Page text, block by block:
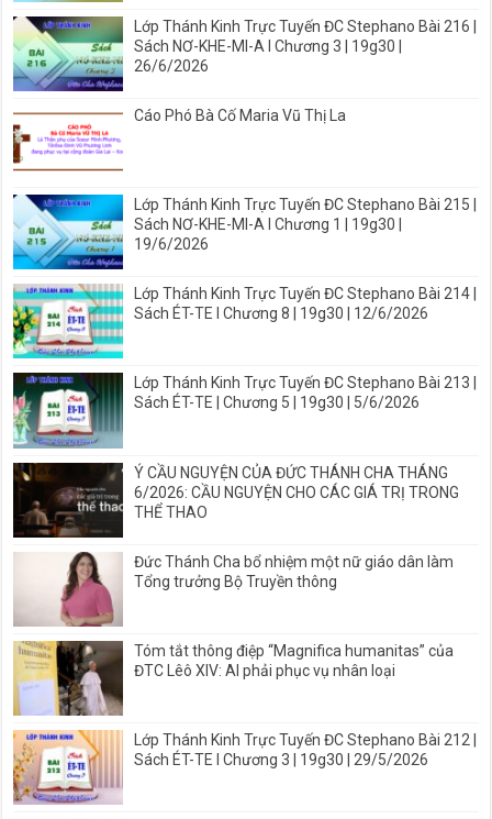
Lớp Thánh Kinh Trực Tuyến ĐC Stephano Bài 216 |
Sách NƠ-KHE-MI-A I Chương 3 | 19g30 |
26/6/2026
Cáo Phó Bà Cố Maria Vũ Thị La
Lớp Thánh Kinh Trực Tuyến ĐC Stephano Bài 215 |
Sách NƠ-KHE-MI-A I Chương 1 | 19g30 |
19/6/2026
Lớp Thánh Kinh Trực Tuyến ĐC Stephano Bài 214 |
Sách ÉT-TE I Chương 8 | 19g30 | 12/6/2026
Lớp Thánh Kinh Trực Tuyến ĐC Stephano Bài 213 |
Sách ÉT-TE | Chương 5 | 19g30 | 5/6/2026
Ý CẦU NGUYỆN CỦA ĐỨC THÁNH CHA THÁNG
6/2026: CẦU NGUYỆN CHO CÁC GIÁ TRỊ TRONG
THỂ THAO
Đức Thánh Cha bổ nhiệm một nữ giáo dân làm
Tổng trưởng Bộ Truyền thông
Tóm tắt thông điệp “Magnifica humanitas” của
ĐTC Lêô XIV: AI phải phục vụ nhân loại
Lớp Thánh Kinh Trực Tuyến ĐC Stephano Bài 212 |
Sách ÉT-TE I Chương 3 | 19g30 | 29/5/2026